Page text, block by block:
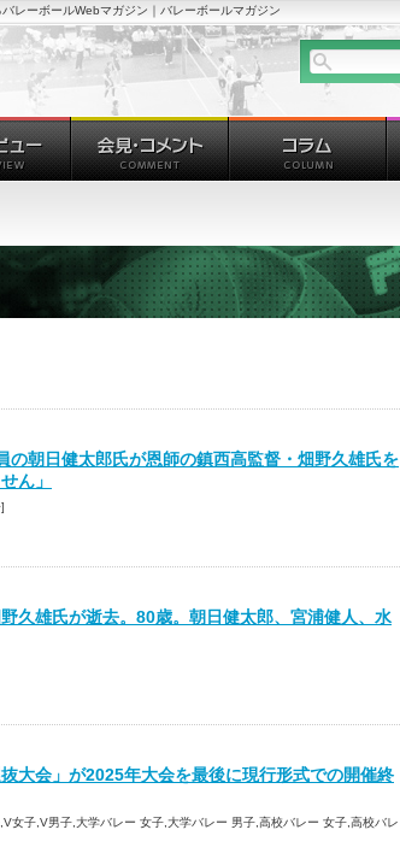
レーボールWebマガジン｜バレーボールマガジン
の朝日健太郎氏が恩師の鎮西高監督・畑野久雄氏を
ん」
久雄氏が逝去。80歳。朝日健太郎、宮浦健人、水
大会」が2025年大会を最後に現行形式での開催終
子,V男子,大学バレー 女子,大学バレー 男子,高校バレー 女子,高校バレ